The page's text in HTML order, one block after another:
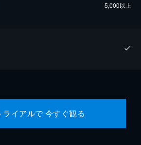
5,000以上
ライアルで 今すぐ観る